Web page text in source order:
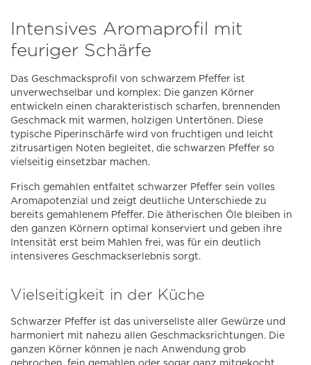
Intensives Aromaprofil mit
feuriger Schärfe
Das Geschmacksprofil von schwarzem Pfeffer ist
unverwechselbar und komplex: Die ganzen Körner
entwickeln einen charakteristisch scharfen, brennenden
Geschmack mit warmen, holzigen Untertönen. Diese
typische Piperinschärfe wird von fruchtigen und leicht
zitrusartigen Noten begleitet, die schwarzen Pfeffer so
vielseitig einsetzbar machen.
Frisch gemahlen entfaltet schwarzer Pfeffer sein volles
Aromapotenzial und zeigt deutliche Unterschiede zu
bereits gemahlenem Pfeffer. Die ätherischen Öle bleiben in
den ganzen Körnern optimal konserviert und geben ihre
Intensität erst beim Mahlen frei, was für ein deutlich
intensiveres Geschmackserlebnis sorgt.
Vielseitigkeit in der Küche
Schwarzer Pfeffer ist das universellste aller Gewürze und
harmoniert mit nahezu allen Geschmacksrichtungen. Die
ganzen Körner können je nach Anwendung grob